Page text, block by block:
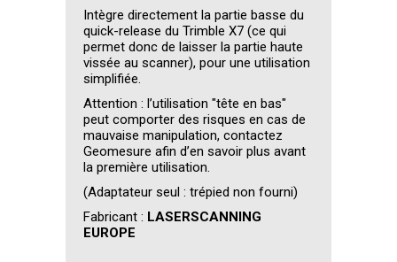
Intègre directement la partie basse du
quick-release du Trimble X7 (ce qui
permet donc de laisser la partie haute
vissée au scanner), pour une utilisation
simplifiée.
Attention : l’utilisation "tête en bas"
peut comporter des risques en cas de
mauvaise manipulation, contactez
Geomesure afin d’en savoir plus avant
la première utilisation.
(Adaptateur seul : trépied non fourni)
Fabricant : LASERSCANNING
EUROPE